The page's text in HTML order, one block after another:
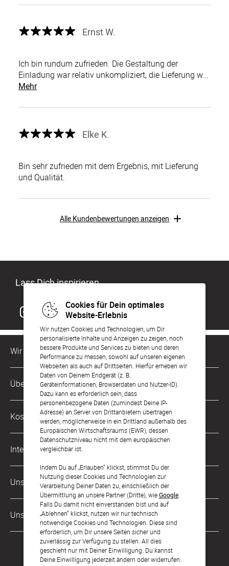
Cookies für Dein optimales
Website-Erlebnis
Wir nutzen Cookies und Technologien, um Dir
personalisierte Inhalte und Anzeigen zu zeigen, noch
bessere Produkte und Services zu bieten und deren
Performance zu messen, sowohl auf unseren eigenen
Webseiten als auch auf Drittseiten. Hierfür erheben wir
Daten von Deinem Endgerät (z. B.
Geräteinformationen, Browserdaten und Nutzer-ID).
Dazu kann es erforderlich sein, dass
personenbezogene Daten (zumindest Deine IP-
Adresse) an Server von Drittanbietern übertragen
werden, möglicherweise in ein Drittland außerhalb des
Europäischen Wirtschaftsraums (EWR), dessen
Datenschutzniveau nicht mit dem europäischen
vergleichbar ist.
Indem Du auf „Erlauben“ klickst, stimmst Du der
Nutzung dieser Cookies und Technologien zur
Verarbeitung Deiner Daten zu, einschließlich der
Übermittlung an unsere Partner (Dritte), wieGoogle
Falls Du damit nicht einverstanden bist und auf
„Ablehnen“ klickst, nutzen wir nur technisch
notwendige Cookies und Technologien. Diese sind
erforderlich, um Dir unsere Seiten sicher und
zuverlässig zur Verfügung zu stellen. All dies
geschieht nur mit Deiner Einwilligung. Du kannst
Deine Einwilligung jederzeit ändern oder widerrufen.
Ernst W.
Ich bin rundum zufrieden. Die Gestaltung der
Einladung war relativ unkompliziert, die Lieferung w...
Mehr
Elke K.
Bin sehr zufrieden mit dem Ergebnis, mit Lieferung
und Qualität.
Alle Kundenbewertungen anzeigen
Lass Dich inspirieren
Wir sind für Dich da
Kundenservice-Hotline
0049 221 956 725 10
Mo. - Fr. von 9 bis 17 Uhr
kontakt@sendmoments.at
Über Uns
Philosophie
Karriere
Impressum
AGB & Widerrufsrecht
Zahlung & Versand
Datenschutz
Barrierefreiheitserklärung
LLM's
Kostenlose Services
Musterkarten
Digitale Gästelisten
FAQ & Hilfe
International
Deutschland
Schweiz
Frankreich
Unsere Zahlungsarten
Unsere Partner